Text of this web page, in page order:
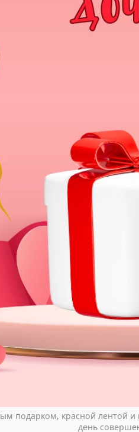
подарком, красной лентой
день